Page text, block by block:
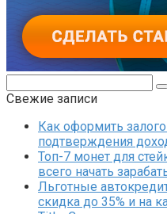
Свежие записи
Как оформить
подтверждения
Топ-7 монет для
всего начать
Льготные
скидка до 35% и на